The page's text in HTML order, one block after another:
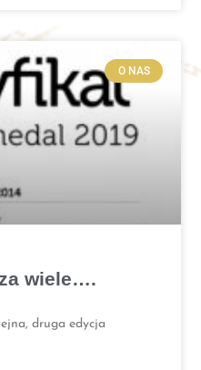
O NAS
wiele….
druga edycja